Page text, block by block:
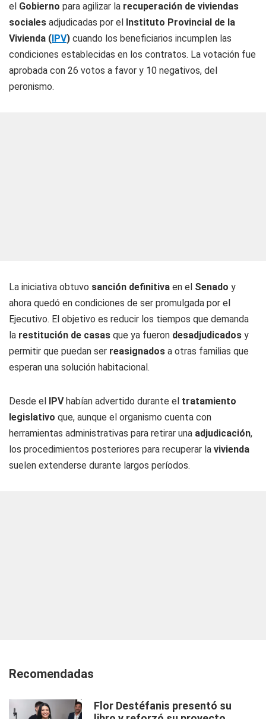
el Gobierno para agilizar la recuperación de viviendas
sociales adjudicadas por el Instituto Provincial de la
Vivienda (IPV) cuando los beneficiarios incumplen las
condiciones establecidas en los contratos. La votación fue
aprobada con 26 votos a favor y 10 negativos, del
peronismo.
La iniciativa obtuvo sanción definitiva en el Senado y
ahora quedó en condiciones de ser promulgada por el
Ejecutivo. El objetivo es reducir los tiempos que demanda
la restitución de casas que ya fueron desadjudicados y
permitir que puedan ser reasignados a otras familias que
esperan una solución habitacional.
Desde el IPVhabían advertido durante el tratamiento
legislativo que, aunque el organismo cuenta con
herramientas administrativas para retirar una adjudicación,
los procedimientos posteriores para recuperar la vivienda
suelen extenderse durante largos períodos.
Recomendadas
Flor Destéfanis presentó su